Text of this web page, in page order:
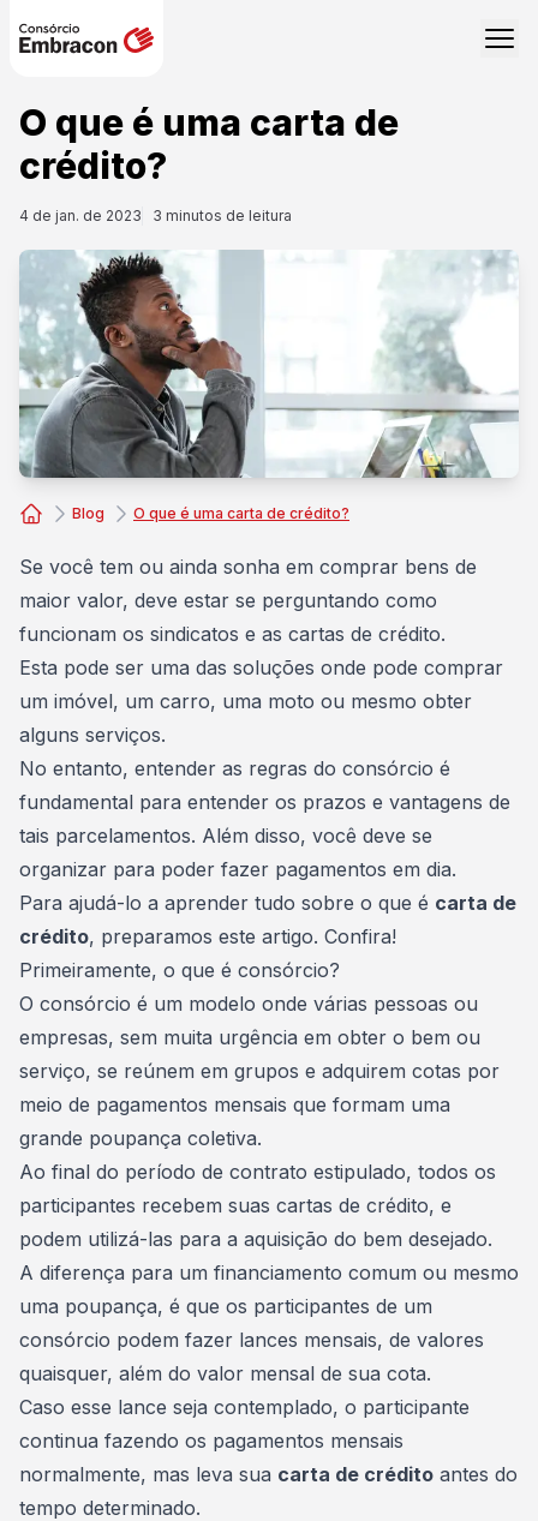
O que é uma carta de
crédito?
4 de jan. de 2023 3 minutos de leitura
Blog O que é uma carta de crédito?
Se você tem ou ainda sonha em comprar bens de
maior valor, deve estar se perguntando como
funcionam os sindicatos e as cartas de crédito.
Esta pode ser uma das soluções onde pode comprar
um imóvel, um carro, uma moto ou mesmo obter
alguns serviços.
No entanto, entender as regras do consórcio é
fundamental para entender os prazos e vantagens de
tais parcelamentos. Além disso, você deve se
organizar para poder fazer pagamentos em dia.
Para ajudá-lo a aprender tudo sobre o que é carta de
crédito, preparamos este artigo. Confira!
Primeiramente, o que é consórcio?
O consórcio é um modelo onde várias pessoas ou
empresas, sem muita urgência em obter o bem ou
serviço, se reúnem em grupos e adquirem cotas por
meio de pagamentos mensais que formam uma
grande poupança coletiva.
Ao final do período de contrato estipulado, todos os
participantes recebem suas cartas de crédito, e
podem utilizá-las para a aquisição do bem desejado.
A diferença para um financiamento comum ou mesmo
uma poupança, é que os participantes de um
consórcio podem fazer lances mensais, de valores
quaisquer, além do valor mensal de sua cota.
Caso esse lance seja contemplado, o participante
continua fazendo os pagamentos mensais
normalmente, mas leva sua carta de crédito antes do
tempo determinado.